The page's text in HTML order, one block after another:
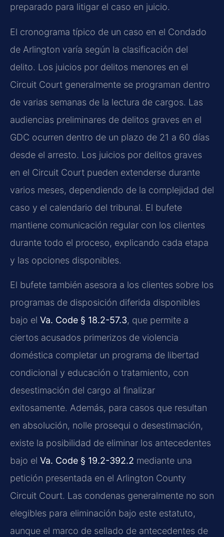
preparado para litigar el caso en juicio.
El cronograma típico de un caso en el Condado
de Arlington varía según la clasificación del
delito. Los juicios por delitos menores en el
Circuit Court generalmente se programan dentro
de varias semanas de la lectura de cargos. Las
audiencias preliminares de delitos graves en el
GDC ocurren dentro de un plazo de 21 a 60 días
desde el arresto. Los juicios por delitos graves
en el Circuit Court pueden extenderse durante
varios meses, dependiendo de la complejidad del
caso y el calendario del tribunal. El bufete
mantiene comunicación regular con los clientes
durante todo el proceso, explicando cada etapa
y las opciones disponibles.
El bufete también asesora a los clientes sobre los
programas de disposición diferida disponibles
bajo el Va. Code § 18.2-57.3, que permite a
ciertos acusados primerizos de violencia
doméstica completar un programa de libertad
condicional y educación o tratamiento, con
desestimación del cargo al finalizar
exitosamente. Además, para casos que resultan
en absolución, nolle prosequi o desestimación,
existe la posibilidad de eliminar los antecedentes
bajo el Va. Code § 19.2-392.2 mediante una
petición presentada en el Arlington County
Circuit Court. Las condenas generalmente no son
elegibles para eliminación bajo este estatuto,
aunque el marco de sellado de antecedentes de